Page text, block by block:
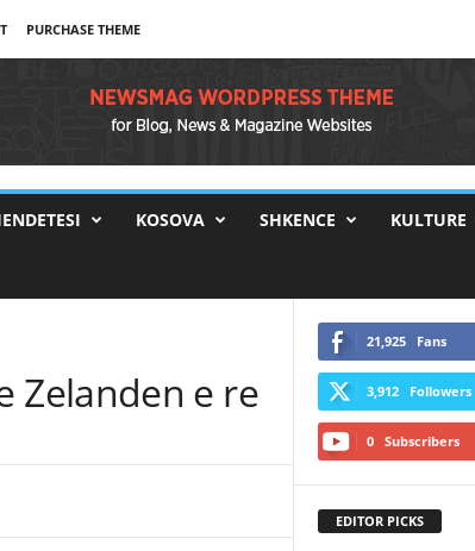
PURCHASE THEME
KOSOVA SHKENCE KULTURE
Zelanden e re
21,925 Fans
3,912 Followers
0 Subscribers
EDITOR PICKS